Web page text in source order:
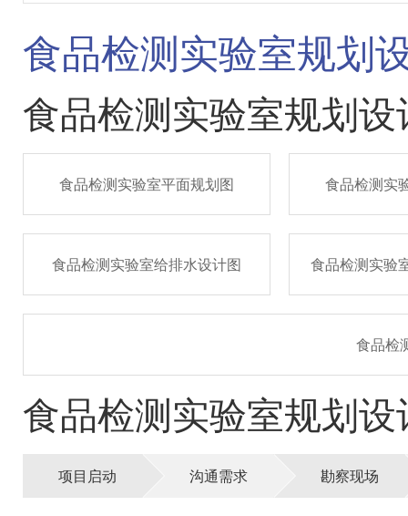
食品检测实验室规划
食品检测实验室规划
食品检测实验室平面规划图 食品检测实
食品检测实验室给排水设计图 食品检测实验
食品检
食品检测实验室规划
项目启动 沟通需求 勘察现场